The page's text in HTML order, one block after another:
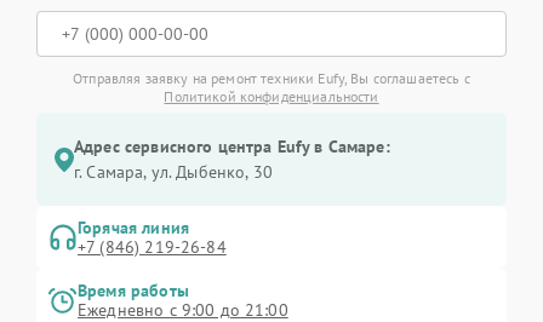
Отправляя заявку на ремонт техники Eufy, Вы соглашаетесь с
Политикой конфиденциальности
Адрес сервисного центра Eufy в Самаре:
г. Самара, ул. Дыбенко, 30
Горячая линия
+7 (846) 219-26-84
Время работы
Ежедневно с 9:00 до 21:00